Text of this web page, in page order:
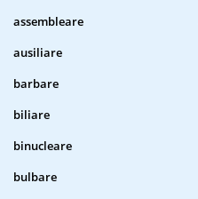
assembleare
ausiliare
barbare
biliare
binucleare
bulbare